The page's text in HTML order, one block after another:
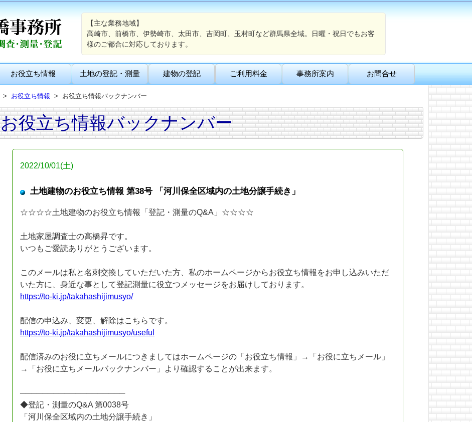
【主な業務地域】
高崎市、前橋市、伊勢崎市、太田市、吉岡町、玉村町など群馬県全域。日曜・祝日でもお客
様のご都合に対応しております。
お役立ち情報 土地の登記・測量 建物の登記 ご利用料金 事務所案内 お問合せ
お役立ち情報 お役立ち情報バックナンバー
お役立ち情報バックナンバー
2022/10/01(土)
土地建物のお役立ち情報 第38号 「河川保全区域内の土地分譲手続き」
☆☆☆☆土地建物のお役立ち情報「登記・測量のQ&A」☆☆☆☆
土地家屋調査士の高橋昇です。
いつもご愛読ありがとうございます。
このメールは私と名刺交換していただいた方、私のホームページからお役立ち情報をお申し込みいただ
いた方に、身近な事として登記測量に役立つメッセージをお届けしております。
https://to-ki.jp/takahashijimusyo/
配信の申込み、変更、解除はこちらです。
https://to-ki.jp/takahashijimusyo/useful
配信済みのお役に立ちメールにつきましてはホームページの「お役立ち情報」→「お役に立ちメール」
→「お役に立ちメールバックナンバー」より確認することが出来ます。
───────────────────
◆登記・測量のQ&A 第0038号
「河川保全区域内の土地分譲手続き」